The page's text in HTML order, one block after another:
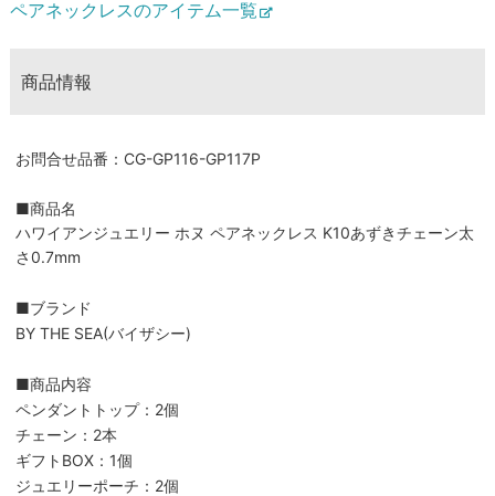
ペアネックレスのアイテム一覧
商品情報
お問合せ品番：CG-GP116-GP117P
■商品名
ハワイアンジュエリー ホヌ ペアネックレス K10あずきチェーン太
さ0.7mm
■ブランド
BY THE SEA(バイザシー)
■商品内容
ペンダントトップ：2個
チェーン：2本
ギフトBOX：1個
ジュエリーポーチ：2個